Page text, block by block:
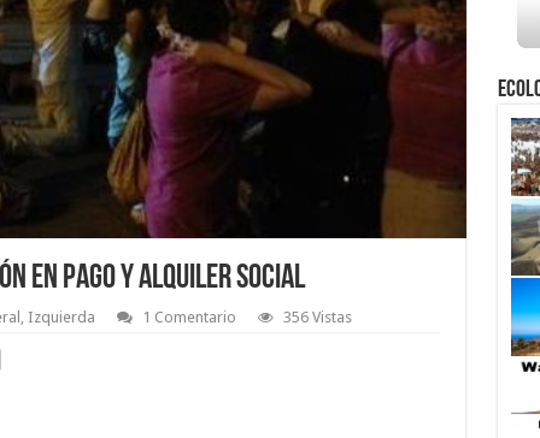
en pago y alquiler social
, Izquierda 1 Comentario 356 Vistas